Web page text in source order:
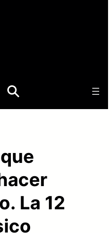
La 12